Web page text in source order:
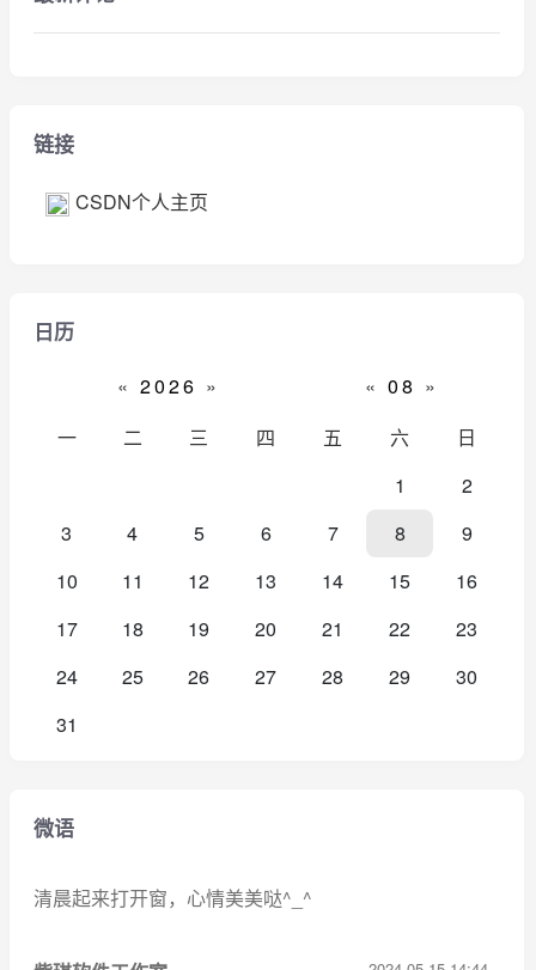
链接
CSDN个人主页
日历
« 2026 » « 08 »
一
二 三 四 五 六
日
1
2
3
4 5 6 7 8
9
10
11 12 13 14 15
16
17
18 19 20 21 22
23
24
25 26 27 28 29
30
31
微语
清晨起来打开窗，心情美美哒^_^